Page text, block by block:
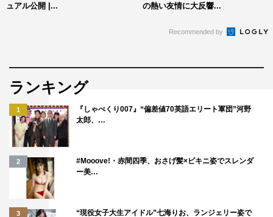
ュアル公開 |...
の熱い友情に大反響...
Recommended by
ランキング
1
『しゃべくり007』“偏差値70英語エリート軍団”河野
太郎、…
2
#Mooove!・赤間四季、おさげ髪×ビキニ姿でスレンダ
ー美…
3
“現役女子大生アイドル”七海りお、ランジェリー姿で